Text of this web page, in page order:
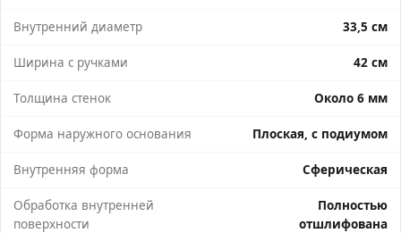
Внутренний диаметр 33,5 см
Ширина с ручками 42 см
Толщина стенок Около 6 мм
Форма наружного основания Плоская, с подиумом
Внутренняя форма Сферическая
Обработка внутренней
поверхности
Полностью
отшлифована